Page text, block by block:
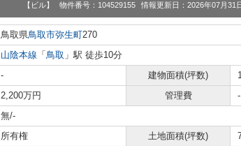
【ビル】 物件番号：104529155 情報更新日：2026年07月31
鳥取県鳥取市弥生町270
山陰本線 「 鳥取 」駅 徒歩10分
- 建物面積(坪数)
2,200万円 管理費
-
無/-
所有権 土地面積(坪数)